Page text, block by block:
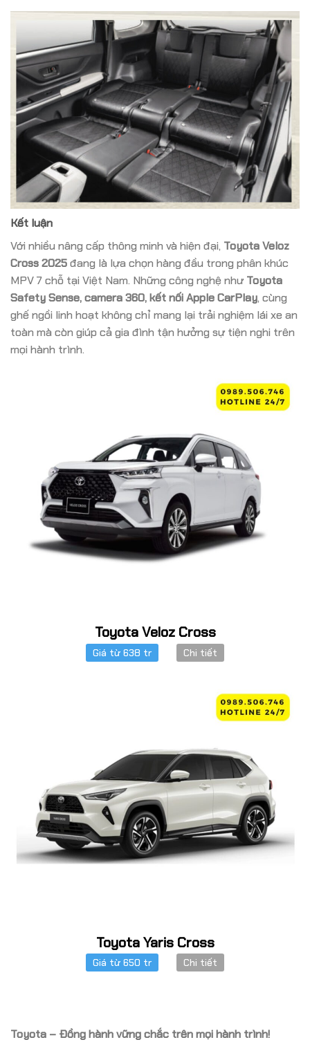
Kết luận
Với nhiều nâng cấp thông minh và hiện đại, Toyota Veloz
Cross 2025đang là lựa chọn hàng đầu trong phân khúc
MPV 7 chỗ tại Việt Nam. Những công nghệ như Toyota
Safety Sense, camera 360, kết nối Apple CarPlay, cùng
ghế ngồi linh hoạt không chỉ mang lại trải nghiệm lái xe an
toàn mà còn giúp cả gia đình tận hưởng sự tiện nghi trên
mọi hành trình.
Toyota Veloz Cross
Giá từ 638 tr Chi tiết
Toyota Yaris Cross
Giá từ 650 tr Chi tiết
Toyota – Đồng hành vững chắc trên mọi hành trình!